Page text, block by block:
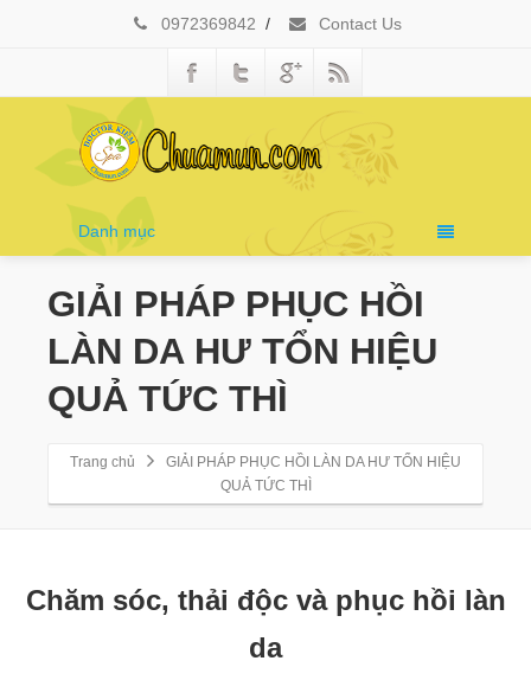
0972369842 / Contact Us
Danh mục
GIẢI PHÁP PHỤC HỒI
LÀN DA HƯ TỔN HIỆU
QUẢ TỨC THÌ
Trang chủ
GIẢI PHÁP PHỤC HỒI LÀN DA HƯ TỔN HIỆU
QUẢ TỨC THÌ
Chăm sóc, thải độc và phục hồi làn
da